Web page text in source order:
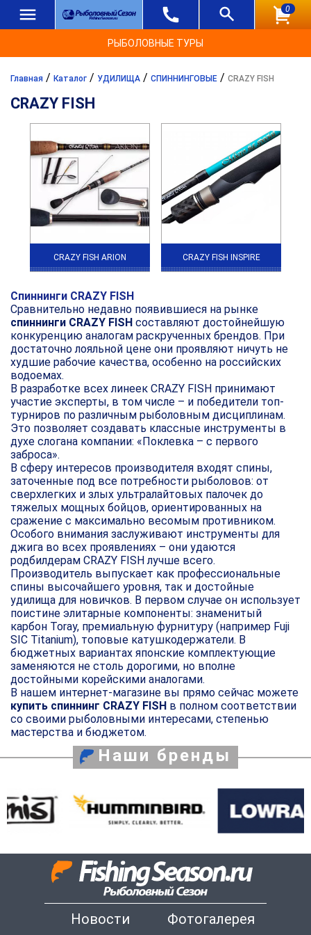
0
РЫБОЛОВНЫЕ ТУРЫ
Главная / Каталог / УДИЛИЩА / СПИННИНГОВЫЕ / CRAZY FISH
CRAZY FISH
CRAZY FISH ARION CRAZY FISH INSPIRE
Спиннинги CRAZY FISH
Сравнительно недавно появившиеся на рынке
спиннинги CRAZY FISH составляют достойнейшую
конкуренцию аналогам раскрученных брендов. При
достаточно лояльной цене они проявляют ничуть не
худшие рабочие качества, особенно на российских
водоемах.
В разработке всех линеек CRAZY FISH принимают
участие эксперты, в том числе – и победители топ-
турниров по различным рыболовным дисциплинам.
Это позволяет создавать классные инструменты в
духе слогана компании: «Поклевка – с первого
заброса».
В сферу интересов производителя входят спины,
заточенные под все потребности рыболовов: от
сверхлегких и злых ультралайтовых палочек до
тяжелых мощных бойцов, ориентированных на
сражение с максимально весомым противником.
Особого внимания заслуживают инструменты для
джига во всех проявлениях – они удаются
родбилдерам CRAZY FISH лучше всего.
Производитель выпускает как профессиональные
спины высочайшего уровня, так и достойные
удилища для новичков. В первом случае он использует
поистине элитарные компоненты: знаменитый
карбон Toray, премиальную фурнитуру (например Fuji
SIC Titanium), топовые катушкодержатели. В
бюджетных вариантах японские комплектующие
заменяются не столь дорогими, но вполне
достойными корейскими аналогами.
В нашем интернет-магазине вы прямо сейчас можете
купить спиннинг CRAZY FISH в полном соответствии
со своими рыболовными интересами, степенью
мастерства и бюджетом.
Наши бренды
Новости Фотогалерея